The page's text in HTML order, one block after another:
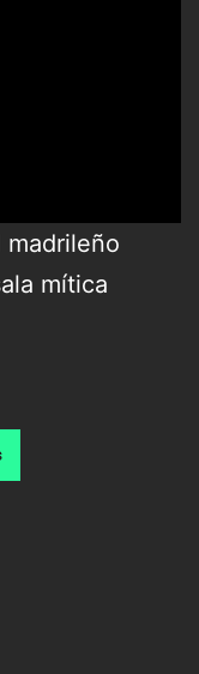
madrileño
mítica